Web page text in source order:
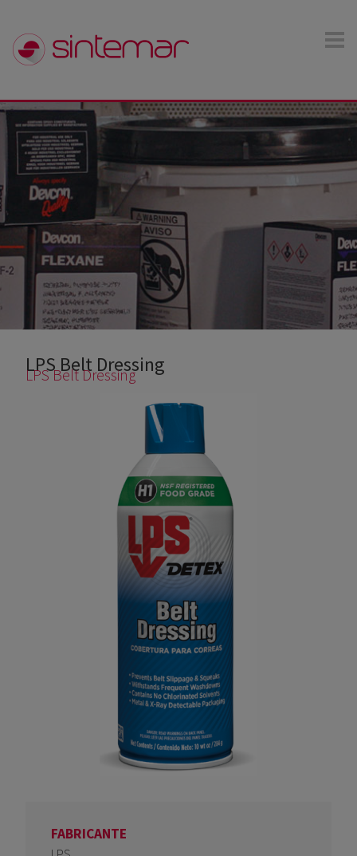
Usted está aquí
LPS Belt Dressing
LPS Belt Dressing
FABRICANTE